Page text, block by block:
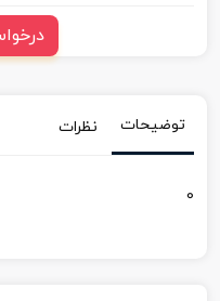
توضیحات نظرات
0